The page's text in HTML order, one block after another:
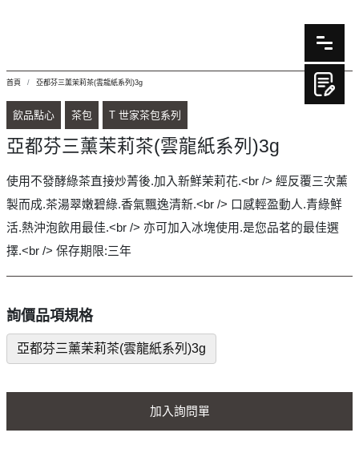
首頁 亞都芬三薰茉莉茶(雲龍紙系列)3g
飲品點心 茶包 T 世家茶包系列
亞都芬三薰茉莉茶(雲龍紙系列)3g
使用不發酵綠茶直接炒菁後.加入新鮮茉莉花.<br /> 經反覆三次薰
製而成.茶湯翠嫩碧綠.香氣飄逸清新.<br /> 口感輕盈動人.青綠鮮
活.熱沖泡飲用最佳.<br /> 亦可加入冰塊使用.是您品茗的最佳選
擇.<br /> 保存期限:三年
詢價品項規格
亞都芬三薰茉莉茶(雲龍紙系列)3g
加入詢問單